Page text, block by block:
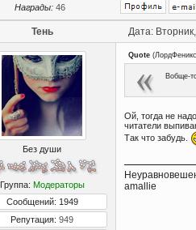
Награды: 46
Тень Дата:
Без души
Группа: Модераторы
Сообщений: 1949
Репутация: 949
Quote (ЛордФеникс
Вобще-
Ой, тогда не
читатели
Так что забудь.
amallie